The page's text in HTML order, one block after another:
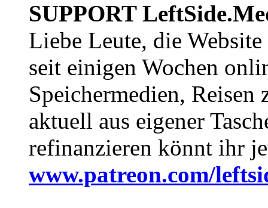
SUPPORT
Liebe Leute, die Website
seit einigen Wochen
Speichermedien, Reisen
aktuell aus eigener
refinanzieren könnt ihr
www.patreon.com/